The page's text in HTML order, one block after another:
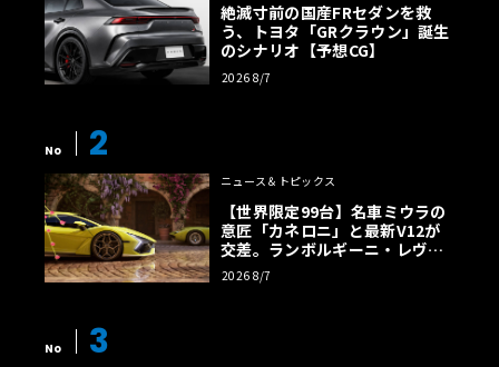
絶滅寸前の国産FRセダンを救
う、トヨタ「GRクラウン」誕生
のシナリオ【予想CG】
2026 8/7
No 2
ニュース＆トピックス
【世界限定99台】名車ミウラの
意匠「カネロニ」と最新V12が
交差。ランボルギーニ・レヴエ
ルトに60周年記念車が登場
2026 8/7
No 3